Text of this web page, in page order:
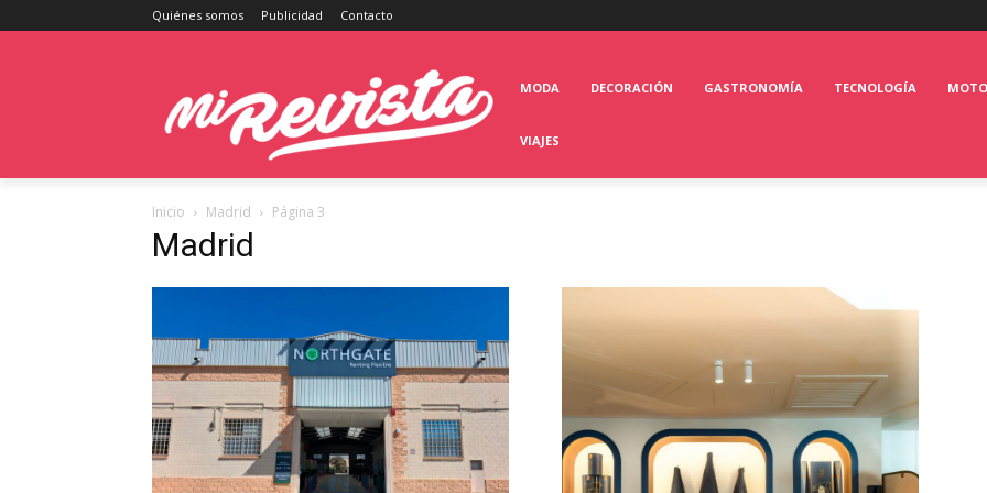
Quiénes somos Publicidad Contacto
MODA DECORACIÓN GASTRONOMÍA TECNOLOGÍA
VIAJES
Inicio Madrid Página 3
Madrid